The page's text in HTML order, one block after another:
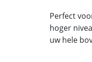
Perfect
hoger
uw hele